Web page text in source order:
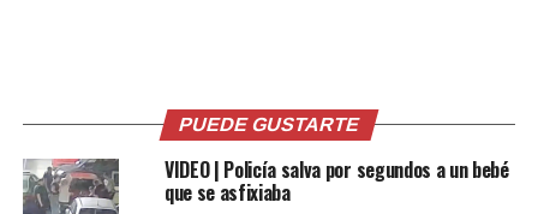
Relacionado
PUEDE GUSTARTE
VIDEO | Policía salva por segundos a un bebé
que se asfixiaba